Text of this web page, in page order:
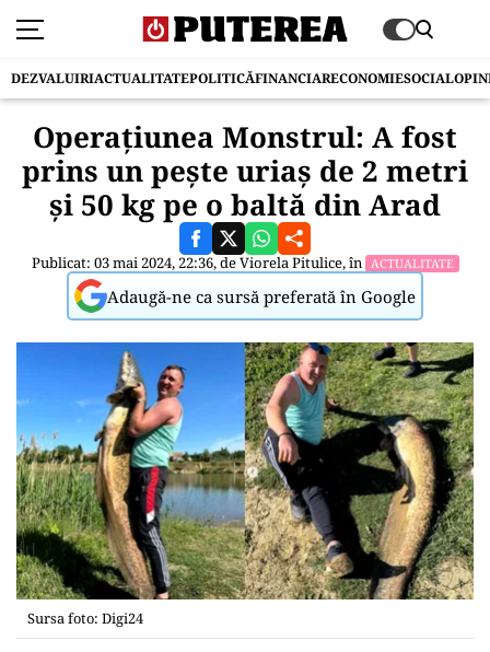
DEZVALUIRIACTUALITATEPOLITICĂFINANCIARECONOMIESOCIAL
Operațiunea Monstrul: A fost
prins un pește uriaș de 2 metri
și 50 kg pe o baltă din Arad
Publicat: 03 mai 2024, 22:36, deViorela Pitulice, în ACTUALITATE
Adaugă-ne ca sursă preferată în Google
Sursa foto: Digi24